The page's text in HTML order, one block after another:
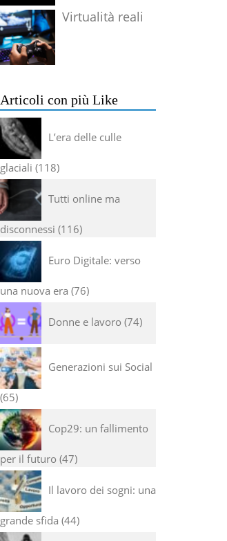
Virtualità reali
Articoli con più Like
L’era delle culle
glaciali 118
Tutti online ma
disconnessi 116
Euro Digitale: verso
una nuova era 76
Donne e lavoro 74
Generazioni sui Social
65
Cop29: un fallimento
per il futuro 47
Il lavoro dei sogni: una
grande sfida 44